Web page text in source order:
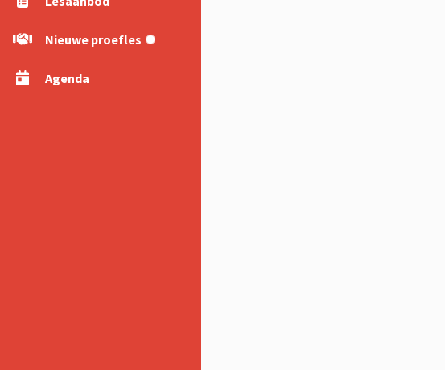
Partners TopJudo
Nieuwe proefles
Agenda